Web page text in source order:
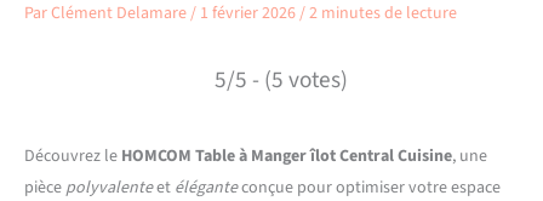
ParClément Delamare/ 1 février 2026/2 minutes de lecture
5/5 - (5 votes)
Découvrez le HOMCOM Table à Manger îlot Central Cuisine, une
piècepolyvalenteet éléganteconçue pour optimiser votre espace